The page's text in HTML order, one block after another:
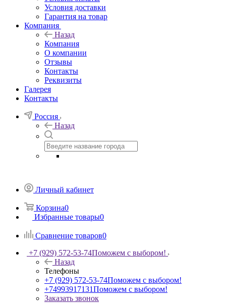
Условия доставки
Гарантия на товар
Компания
Назад
Компания
О компании
Отзывы
Контакты
Реквизиты
Галерея
Контакты
Россия
Назад
Личный кабинет
Корзина0
Избранные товары0
Сравнение товаров0
+7 (929) 572-53-74Поможем с выбором!
Назад
Телефоны
+7 (929) 572-53-74Поможем с выбором!
+74993917131Поможем с выбором!
Заказать звонок